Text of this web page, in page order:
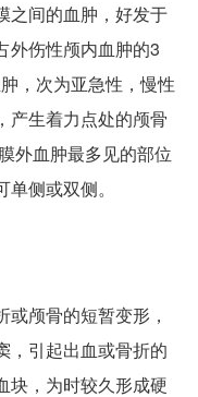
之间的血肿，好发于
外伤性颅内血肿的3
，次为亚急性，慢性
产生着力点处的颅骨
外血肿最多见的部位
侧或双侧。
颅骨的短暂变形，
，引起出血或骨折的
块，为时较久形成硬